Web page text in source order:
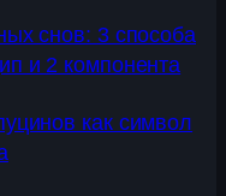
снов: 3 способа
и 2 компонента
как символ